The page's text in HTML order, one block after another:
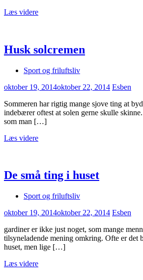
Læs videre
Husk solcremen
Sport og friluftsliv
oktober 19, 2014oktober 22, 2014 Esben
Sommeren har rigtig mange sjove ting at
indebærer oftest at solen gerne skulle
som man […]
Læs videre
De små ting i huset
Sport og friluftsliv
oktober 19, 2014oktober 22, 2014 Esben
gardiner er ikke just noget, som mange
tilsyneladende mening omkring. Ofte er det
huset, men lige […]
Læs videre